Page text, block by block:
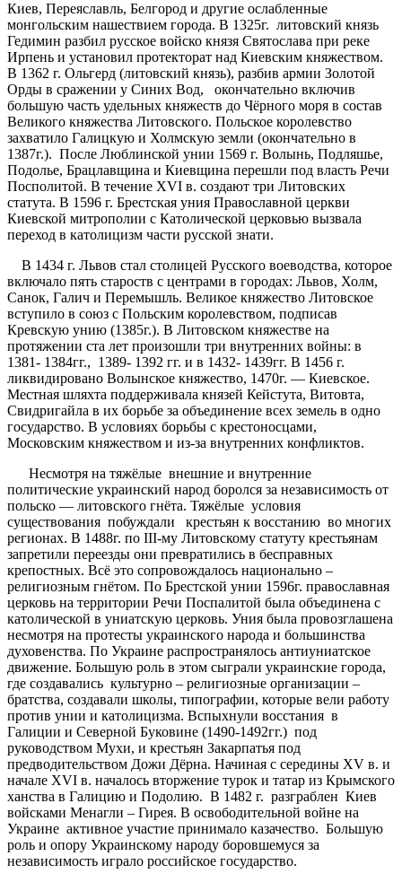
Киев, Переяславль, Белгород и другие ослабленные
монгольским нашествием города. В 1325г. литовский князь
Гедимин разбил русское войско князя Святослава при реке
Ирпень и установил протекторат над Киевским княжеством.
В 1362 г. Ольгерд (литовский князь), разбив армии Золотой
Орды в сражении у Синих Вод, окончательно включив
большую часть удельных княжеств до Чёрного моря в состав
Великого княжества Литовского. Польское королевство
захватило Галицкую и Холмскую земли (окончательно в
1387г.). После Люблинской унии 1569 г. Волынь, Подляшье,
Подолье, Брацлавщина и Киевщина перешли под власть Речи
Посполитой. В течение XVI в. создают три Литовских
статута. В 1596 г. Брестская уния Православной церкви
Киевской митрополии с Католической церковью вызвала
переход в католицизм части русской знати.
В 1434 г. Львов стал столицей Русского воеводства, которое
включало пять староств с центрами в городах: Львов, Холм,
Санок, Галич и Перемышль. Великое княжество Литовское
вступило в союз с Польским королевством, подписав
Кревскую унию (1385г.). В Литовском княжестве на
протяжении ста лет произошли три внутренних войны: в
1381- 1384гг., 1389- 1392 гг. и в 1432- 1439гг. В 1456 г.
ликвидировано Волынское княжество, 1470г. — Киевское.
Местная шляхта поддерживала князей Кейстута, Витовта,
Свидригайла в их борьбе за объединение всех земель в одно
государство. В условиях борьбы с крестоносцами,
Московским княжеством и из-за внутренних конфликтов.
Несмотря на тяжёлые внешние и внутренние
политические украинский народ боролся за независимость от
польско — литовского гнёта. Тяжёлые условия
существования побуждали крестьян к восстанию во многих
регионах. В 1488г. по III-му Литовскому статуту крестьянам
запретили переезды они превратились в бесправных
крепостных. Всё это сопровождалось национально –
религиозным гнётом. По Брестской унии 1596г. православная
церковь на территории Речи Поспалитой была объединена с
католической в униатскую церковь. Уния была провозглашена
несмотря на протесты украинского народа и большинства
духовенства. По Украине распространялось антиуниатское
движение. Большую роль в этом сыграли украинские города,
где создавались культурно – религиозные организации –
братства, создавали школы, типографии, которые вели работу
против унии и католицизма. Вспыхнули восстания в
Галиции и Северной Буковине (1490-1492гг.) под
руководством Мухи, и крестьян Закарпатья под
предводительством Дожи Дёрна. Начиная с середины ХV в. и
начале ХVI в. началось вторжение турок и татар из Крымского
ханства в Галицию и Подолию. В 1482 г. разграблен Киев
войсками Менагли – Гирея. В освободительной войне на
Украине активное участие принимало казачество. Большую
роль и опору Украинскому народу боровшемуся за
независимость играло российское государство.